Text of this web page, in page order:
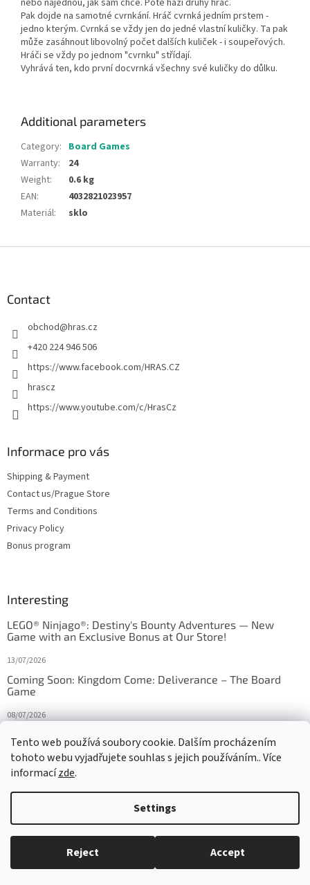
Tento web používá soubory cookie. Dalším procházením
tohoto webu vyjadřujete souhlas s jejich používáním.. Více
informacízde.
Settings
Reject Accept
Pak dojde na samotné cvrnkání. Hráč cvrnká jedním prstem -
jedno kterým. Cvrnká se vždy jen do jedné vlastní kuličky. Ta pak
může zasáhnout libovolný počet dalších kuliček - i soupeřových.
Hráči se vždy po jednom "cvrnku" střídají.
Vyhrává ten, kdo první docvrnká všechny své kuličky do důlku.
Additional parameters
Category: Board Games
Warranty:
24
Weight:
0.6 kg
EAN:
4032821023957
Materiál: sklo
Contact
obchod@hras.cz
+420 224 946 506
https://www.facebook.com/HRAS.CZ
hrascz
https://www.youtube.com/c/HrasCz
Informace pro vás
Shipping & Payment
Contact us/Prague Store
Terms and Conditions
Privacy Policy
Bonus program
Interesting
LEGO® Ninjago®: Destiny's Bounty Adventures — New
Game with an Exclusive Bonus at Our Store!
13/07/2026
Coming Soon: Kingdom Come: Deliverance – The Board
Game
08/07/2026
27/10/2025
Created by Shoptet
Copyright 2026HRAS Edit cookie settings